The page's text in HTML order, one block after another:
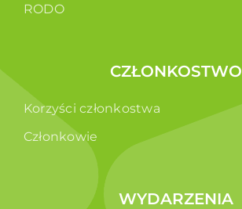
RODO
CZŁONKOSTWO
Korzyści członkostwa
Członkowie
WYDARZENIA